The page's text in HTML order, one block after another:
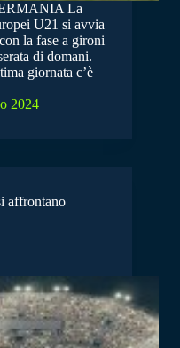
La
U21 si avvia
la fase a gironi
di domani.
giornata c’è
2024
affrontano